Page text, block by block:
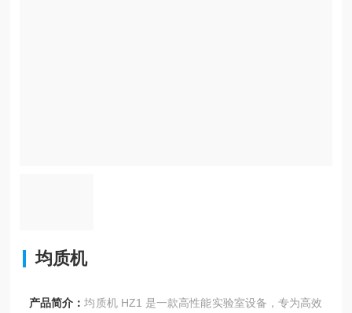
均质机
产品简介：均质机 HZ1 是一款高性能实验室设备，专为高效